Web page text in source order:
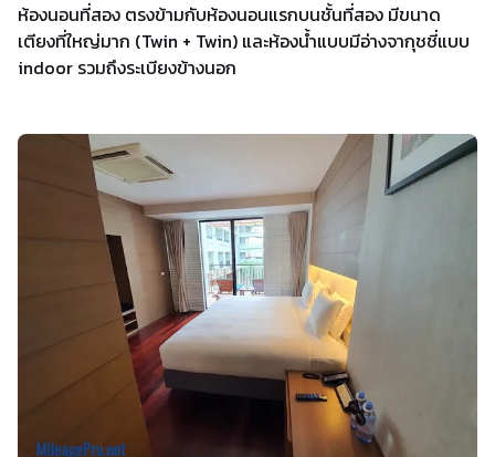
ห้องนอนที่สอง ตรงข้ามกับห้องนอนแรกบนชั้นที่สอง มีขนาด
เตียงที่ใหญ่มาก (Twin + Twin) และห้องน้ำแบบมีอ่างจากุชชี่แบบ
indoor รวมถึงระเบียงข้างนอก